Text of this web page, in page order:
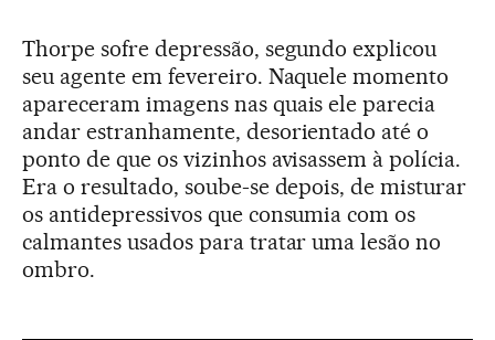
Thorpe sofre depressão, segundo explicou
seu agente em fevereiro. Naquele momento
apareceram imagens nas quais ele parecia
andar estranhamente, desorientado até o
ponto de que os vizinhos avisassem à polícia.
Era o resultado, soube-se depois, de misturar
os antidepressivos que consumia com os
calmantes usados para tratar uma lesão no
ombro.